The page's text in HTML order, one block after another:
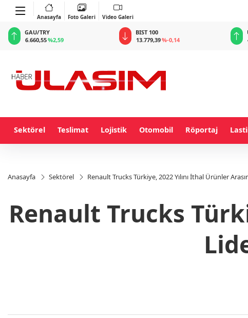
Anasayfa Foto Galeri Video Galeri
BIST 100
13.779,39%-0,14
USD
47,6787%0,18
Sektörel Teslimat Lojistik Otomobil Röportaj
Anasayfa Sektörel Renault Trucks Türkiye, 2022 Yılını İthal Ürünler
Renault Trucks